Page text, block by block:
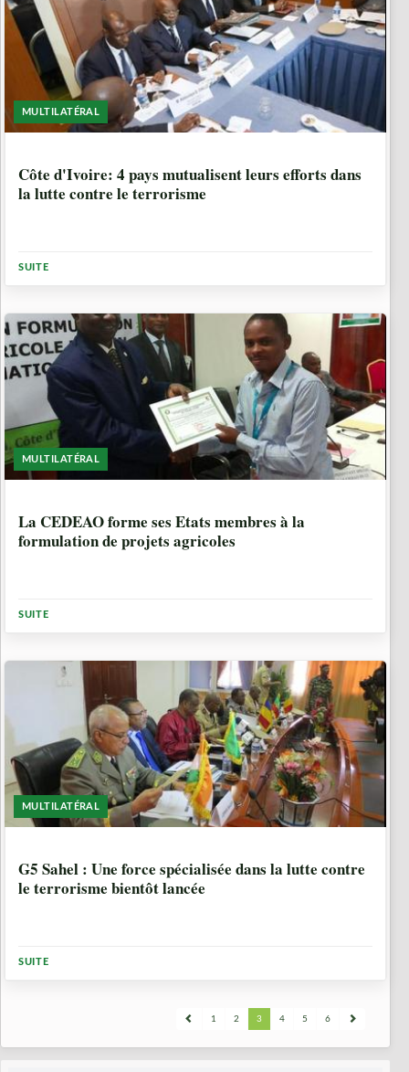
MULTILATÉRAL
Côte d'Ivoire: 4 pays mutualisent leurs efforts dans
la lutte contre le terrorisme
SUITE
MULTILATÉRAL
La CEDEAO forme ses Etats membres à la
formulation de projets agricoles
SUITE
MULTILATÉRAL
G5 Sahel : Une force spécialisée dans la lutte contre
le terrorisme bientôt lancée
SUITE
1 2 3 4 5 6